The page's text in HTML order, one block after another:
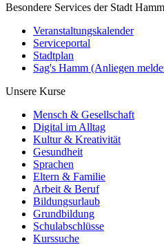
Besondere Services der Stadt Hamm
Veranstaltungskalender
Serviceportal
Stadtplan
Sag's Hamm (Anliegen
Unsere Kurse
Mensch & Gesellschaft
Digital im Alltag
Kultur & Kreativität
Gesundheit
Sprachen
Eltern & Familie
Arbeit & Beruf
Bildungsurlaub
Grundbildung
Schulabschlüsse
Kurssuche